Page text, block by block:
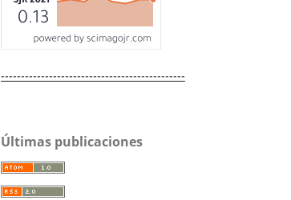
----------------------------------------------
Últimas publicaciones